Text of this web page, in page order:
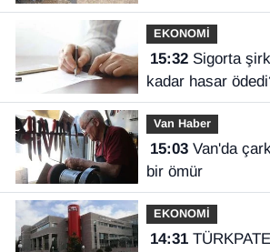
EKONOMİ
15:32Sigorta şirketleri geçen yıl ne
kadar hasar
Van Haber
15:03Van'da çark başında geçen
bir ömür
EKONOMİ
14:31TÜRKPATENT'e 4 bin 641